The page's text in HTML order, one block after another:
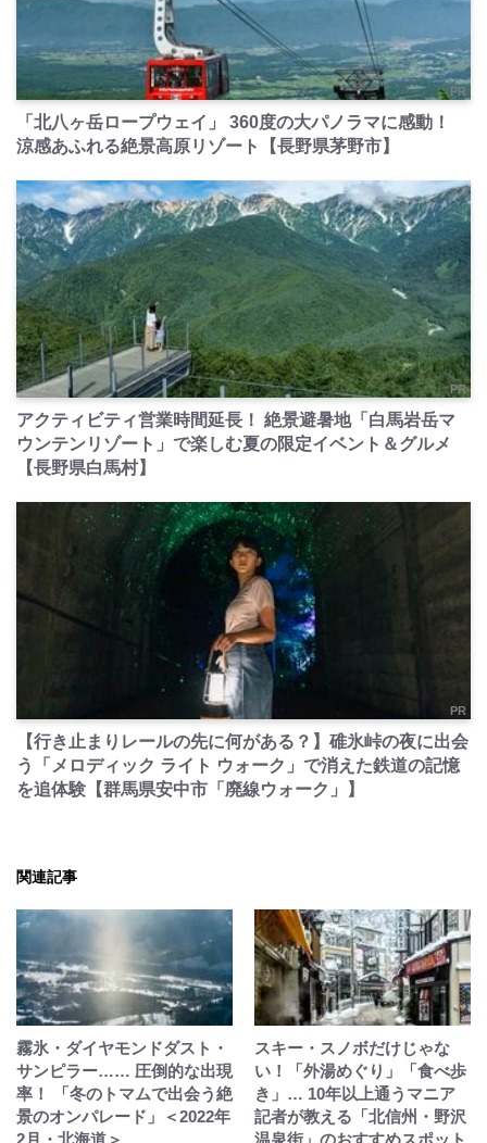
PR
「北八ヶ岳ロープウェイ」 360度の大パノラマに感動！
涼感あふれる絶景高原リゾート【長野県茅野市】
PR
アクティビティ営業時間延長！ 絶景避暑地「白馬岩岳マ
ウンテンリゾート」で楽しむ夏の限定イベント＆グルメ
【長野県白馬村】
PR
【行き止まりレールの先に何がある？】碓氷峠の夜に出会
う「メロディック ライト ウォーク」で消えた鉄道の記憶
を追体験【群馬県安中市「廃線ウォーク」】
関連記事
霧氷・ダイヤモンドダスト・
サンピラー…… 圧倒的な出現
率！ 「冬のトマムで出会う絶
景のオンパレード」＜2022年
2月・北海道＞
スキー・スノボだけじゃな
い！「外湯めぐり」「食べ歩
き」… 10年以上通うマニア
記者が教える「北信州・野沢
温泉街」のおすすめスポット